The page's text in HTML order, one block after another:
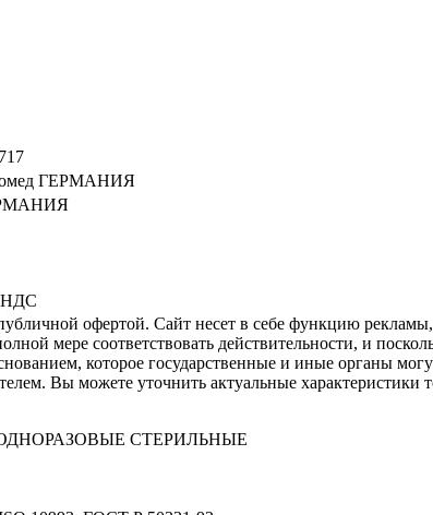
ГЕРМАНИЯ
НДС
офертой. Сайт несет в себе функцию
мере соответствовать действительности, и
которое государственные и иные органы
Вы можете уточнить актуальные характеристики
СТЕРИЛЬНЫЕ